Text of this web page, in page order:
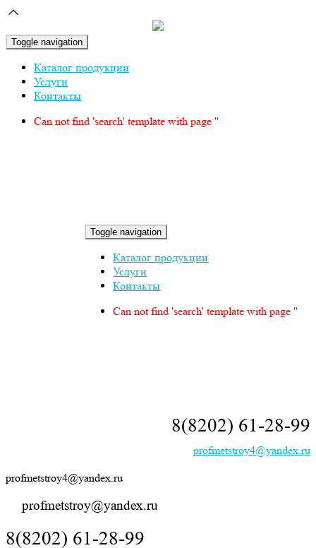
Toggle navigation
Каталог продукции
Услуги
Контакты
Can not find 'search' template with page ''
Toggle navigation
Каталог продукции
Услуги
Контакты
Can not find 'search' template with page ''
8(8202) 61-28-99
profmetstroy4@yandex.ru
profmetstroy4@yandex.ru
profmetstroy@yandex.ru
8(8202) 61-28-99